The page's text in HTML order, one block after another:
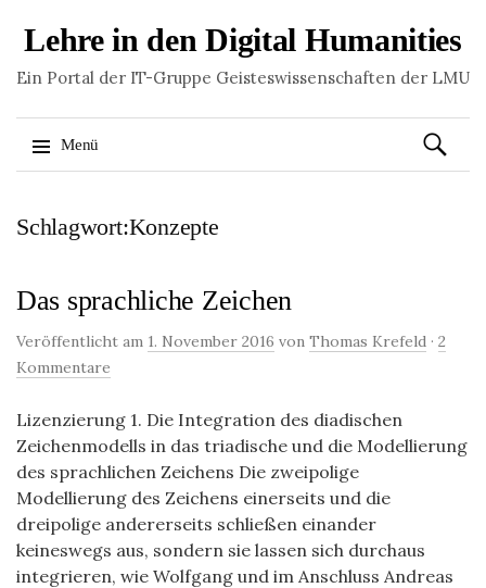
Lehre in den Digital Humanities
Ein Portal der IT-Gruppe Geisteswissenschaften der LMU
Menü
zum
Suchen
nach:
Schlagwort:Konzepte
Das sprachliche Zeichen
Veröffentlicht am 1. November 2016 von Thomas Krefeld · 2
Kommentare
Lizenzierung 1. Die Integration des diadischen
Zeichenmodells in das triadische und die Modellierung
des sprachlichen Zeichens Die zweipolige
Modellierung des Zeichens einerseits und die
dreipolige andererseits schließen einander
keineswegs aus, sondern sie lassen sich durchaus
integrieren, wie Wolfgang und im Anschluss Andreas